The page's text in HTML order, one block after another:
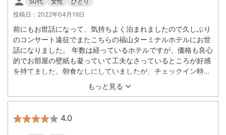
投稿日： 2022年04月19日
もっと見る
前にもお世話になって、気持ちよく泊まれましたので久しぶり
のコンサート遠征でまたこちらの福山ターミナルホテルにお世
話になりました。 年数は経っているホテルですが、価格も良心
的でお部屋の壁紙も凝っていて工夫なさっているところが好感
を持てました。朝食なしにしていましたが、チェックイン時に
お願いしたら５００円でいただけて和風の朝食を美味しくいた
だけました。ねこちゃんにも会えてとても思い出に残る福山ツ
アーになりました。ありがとうございました。
4.0